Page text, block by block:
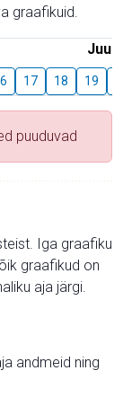
graafikuid.
Juuli
17 18 19
puuduvad
Iga graafiku
graafikud on
aja järgi.
andmeid ning